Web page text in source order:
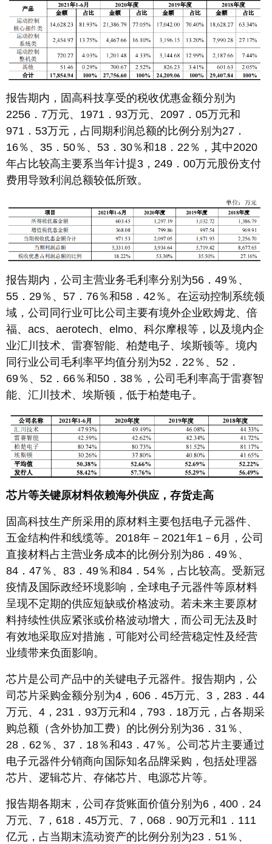
报告期内，固高科技享受的税收优惠金额分别为
2256．7万元、1971．93万元、2097．05万元和
971．53万元，占同期利润总额的比例分别为27．
16％、35．50％、53．30％和18．22％，其中2020
年占比较高主要系当年计提3，249．00万元股份支付
费用导致利润总额较低所致。
报告期内，公司主营业务毛利率分别为56．49％、
55．29％、57．76％和58．42％。在运动控制系统领
域，公司同行业可比公司主要有境外企业欧姆龙、倍
福、acs、aerotech、elmo、科尔摩根等，以及境内企
业汇川技术、雷赛智能、柏楚电子、埃斯顿等。境内
同行业公司毛利率平均值分别为52．22％、52．
69％、52．66％和50．38％，公司毛利率高于雷赛智
能、汇川技术、埃斯顿，低于柏楚电子。
芯片等关键原材料依赖海外供应，存货走高
固高科技生产所采用的原材料主要包括电子元器件、
五金结构件和线缆等。2018年－2021年1－6月，公司
直接材料占主营业务成本的比例分别为86．49％、
84．47％、83．49％和84．54％，占比较高。受新冠
疫情及国际政经环境影响，全球电子元器件等原材料
呈现不定期的供应短缺或价格波动。若未来主要原材
料持续性供应紧张或价格波动增大，而公司无法及时
有效地采取应对措施，可能对公司经营稳定性及经营
业绩带来负面影响。
芯片是公司产品中的关键电子元器件。报告期内，公
司芯片采购金额分别为4，606．45万元、3，283．44
万元、4，231．93万元和4，793．18万元，占各期采
购总额（含外协加工费）的比例分别为36．31％、
28．62％、37．18％和43．47％。公司芯片主要通过
电子元器件分销商向国际知名品牌采购，包括处理器
芯片、逻辑芯片、存储芯片、电源芯片等。
报告期各期末，公司存货账面价值分别为6，400．24
万元、7，618．45万元、7，068．90万元和1．111
亿元，占当期末流动资产的比例分别为23．51％、